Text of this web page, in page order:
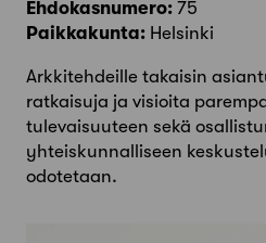
Ehdokasnumero: 75
Paikkakunta: Helsinki
Arkkitehdeille takaisin
ratkaisuja ja visioita
tulevaisuuteen sekä
yhteiskunnalliseen
odotetaan.